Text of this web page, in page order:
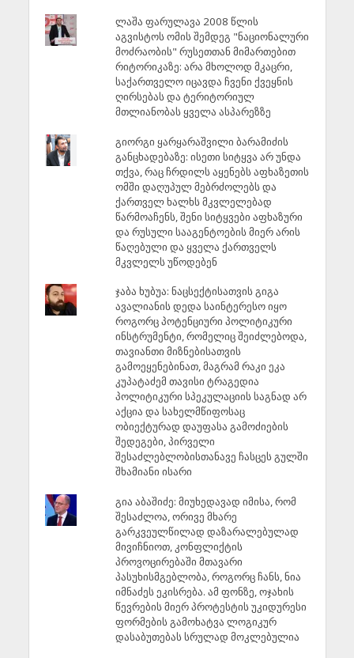
ლაშა ფარულავა 2008 წლის
აგვისტოს ომის შემდეგ "ნაციონალური
მოძრაობის" რუსეთთან მიმართებით
რიტორიკაზე: არა მხოლოდ მკაცრი,
საქართველო იცავდა ჩვენი ქვეყნის
ღირსებას და ტერიტორიულ
მთლიანობას ყველა ასპარეზზე
გიორგი ყარყარაშვილი ბარამიძის
განცხადებაზე: ისეთი სიტყვა არ უნდა
თქვა, რაც ჩრდილს აყენებს აფხაზეთის
ომში დაღუპულ მებრძოლებს და
ქართველ ხალხს მკვლელებად
წარმოაჩენს, შენი სიტყვები აფხაზური
და რუსული სააგენტოების მიერ არის
წაღებული და ყველა ქართველს
მკვლელს უწოდებენ
ჯაბა ხუბუა: ნაცსექტისათვის გიგა
ავალიანის დედა საინტერესო იყო
როგორც პოტენციური პოლიტიკური
ინსტრუმენტი, რომელიც შეიძლებოდა,
თავიანთი მიზნებისათვის
გამოეყენებინათ, მაგრამ რაკი ეკა
კუპატაძემ თავისი ტრაგედია
პოლიტიკური სპეკულაციის საგნად არ
აქცია და სახელმწიფოსაც
ობიექტურად დაუფასა გამოძიების
შედეგები, პირველი
შესაძლებლობისთანავე ჩასცეს გულში
შხამიანი ისარი
გია აბაშიძე: მიუხედავად იმისა, რომ
შესაძლოა, ორივე მხარე
გარკვეულწილად დაზარალებულად
მივიჩნიოთ, კონფლიქტის
პროვოცირებაში მთავარი
პასუხისმგებლობა, როგორც ჩანს, ნია
იმნაძეს ეკისრება. ამ ფონზე, ოჯახის
წევრების მიერ პროტესტის უკიდურესი
ფორმების გამოხატვა ლოგიკურ
დასაბუთებას სრულად მოკლებულია